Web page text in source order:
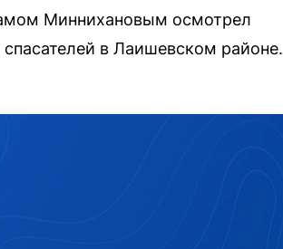
Миннихановым осмотрел
в Лаишевском районе.